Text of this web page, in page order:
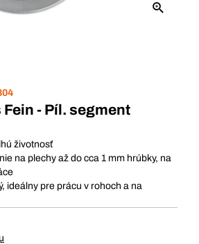
- Píl. segment
životnosť
na plechy až do cca 1 mm hrúbky, na
ideálny pre prácu v rohoch a na